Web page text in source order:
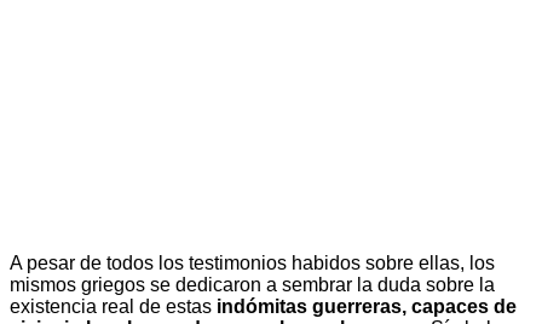
A pesar de todos los testimonios habidos sobre ellas, los
mismos griegos se dedicaron a sembrar la duda sobre la
existencia real de estas indómitas guerreras, capaces de